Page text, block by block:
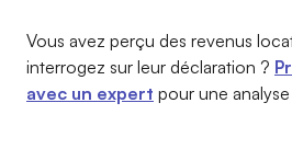
Vous avez perçu des revenus
interrogez sur leur déclaration ?
avec un expert pour une